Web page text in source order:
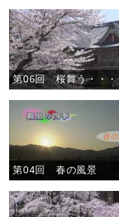
第06回 桜舞う・・・
第04回 春の風景